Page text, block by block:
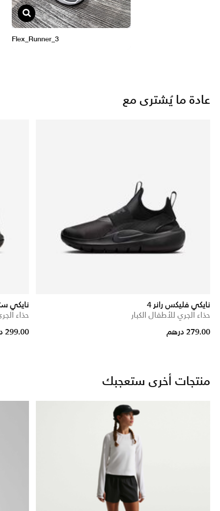
عادة ما يُشترى مع
نايكي فليكس رانر 4
حذاء الجري للأطفال الكبار
279.00 درهم
نايكي
حذاء
299.00 درهم
منتجات أخرى ستعجبك